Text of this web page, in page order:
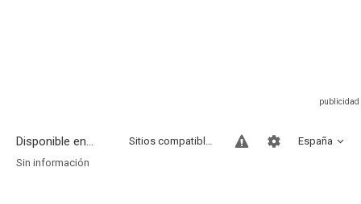
Disponible en... España
Sitios compatibles
Sin información